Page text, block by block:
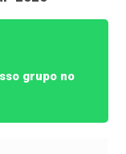
grupo no